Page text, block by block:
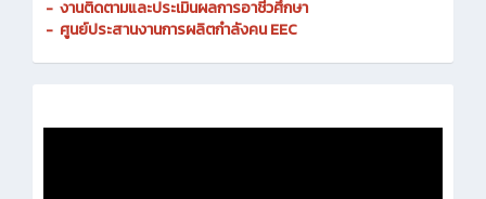
- งานส่งเสริมธุรกิจและการเป็นผู้ประกอบการ
- งานติดตามและประเมินผลการอาชีวศึกษา
-ศูนย์ประสานงานการผลิตกำลังคน EEC